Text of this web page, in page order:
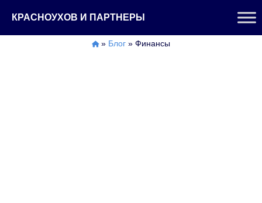
содержимому
КРАСНОУХОВ И ПАРТНЕРЫ
» Блог » Финансы